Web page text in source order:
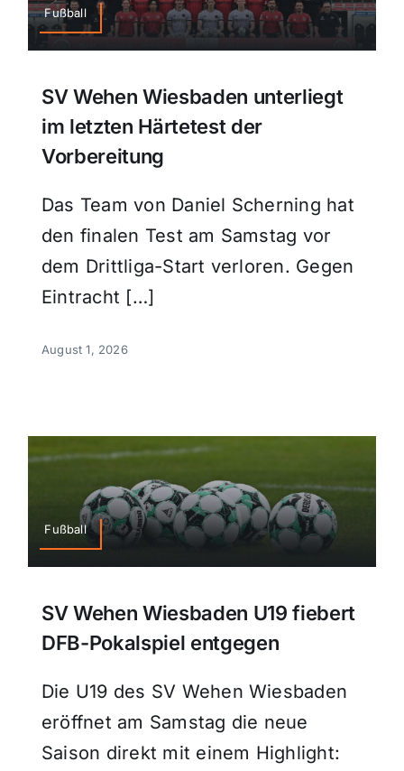
Fußball
SV Wehen Wiesbaden unterliegt
im letzten Härtetest der
Vorbereitung
Das Team von Daniel Scherning hat
den finalen Test am Samstag vor
dem Drittliga-Start verloren. Gegen
Eintracht […]
August 1, 2026
Fußball
SV Wehen Wiesbaden U19 fiebert
DFB-Pokalspiel entgegen
Die U19 des SV Wehen Wiesbaden
eröffnet am Samstag die neue
Saison direkt mit einem Highlight: